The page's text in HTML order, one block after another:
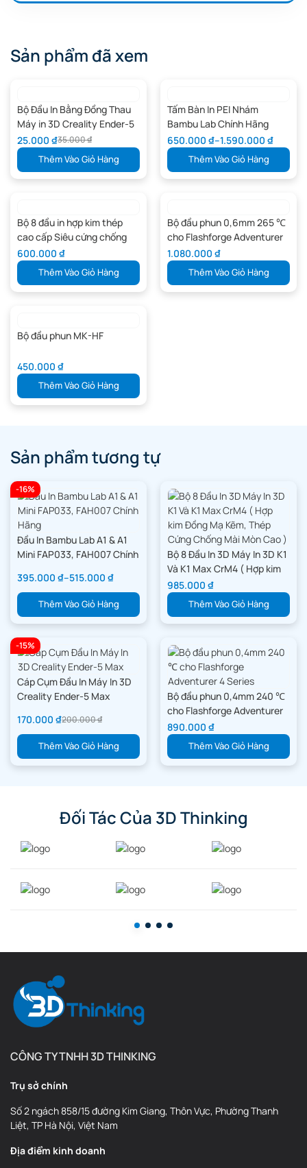
3D phù hợp nhất cho bạn
Sản phẩm đã xem
Bộ Đầu In Bằng Đồng Thau
Máy in 3D Creality Ender-5
Max
35.000₫
25.000 ₫
Thêm Vào Giỏ Hàng
Tấm Bàn In PEI Nhám
Bambu Lab Chính Hãng
FAP009, FAP033
650.000 ₫–1.590.000 ₫
Thêm Vào Giỏ Hàng
Bộ 8 đầu in hợp kim thép
cao cấp Siêu cứng chống
mài mòn cao
600.000 ₫
Thêm Vào Giỏ Hàng
Bộ đầu phun 0,6mm 265 ℃
cho Flashforge Adventurer
4 Series
1.080.000 ₫
Thêm Vào Giỏ Hàng
Bộ đầu phun MK-HF
450.000 ₫
Thêm Vào Giỏ Hàng
Sản phẩm tương tự
-16%
Đầu In Bambu Lab A1 & A1
Mini FAP033, FAH007 Chính
395.000 ₫–515.000 ₫
Thêm Vào Giỏ Hàng
Bộ 8 Đầu In 3D Máy In 3D K1
Và K1 Max CrM4 ( Hợp kim
Đồng Mạ Kẽm, Thép Cứng
Chống Mài Mòn Cao )
985.000 ₫
Thêm Vào Giỏ Hàng
-15%
Cáp Cụm Đầu In Máy In 3D
Creality Ender-5 Max
200.000₫
170.000 ₫
Thêm Vào Giỏ Hàng
Bộ đầu phun 0,4mm 240 ℃
cho Flashforge Adventurer
4 Series
890.000 ₫
Thêm Vào Giỏ Hàng
Đối Tác Của 3D Thinking
CÔNG TY TNHH 3D THINKING
Trụ sở chính
Số 2 ngách 858/15 đường Kim Giang, Thôn Vực, Phường Thanh
Liệt, TP Hà Nội, Việt Nam
Địa điểm kinh doanh